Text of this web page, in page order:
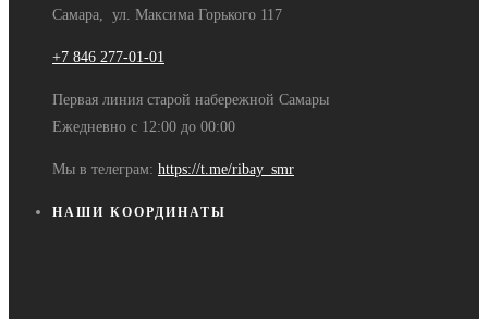
Самара, ул. Максима Горького 117
+7 846 277-01-01
Первая линия старой набережной Самары
Ежедневно с 12:00 до 00:00
Мы в телеграм: https://t.me/ribay_smr
НАШИ КООРДИНАТЫ